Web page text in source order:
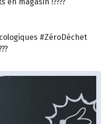
#ZéroDéchet